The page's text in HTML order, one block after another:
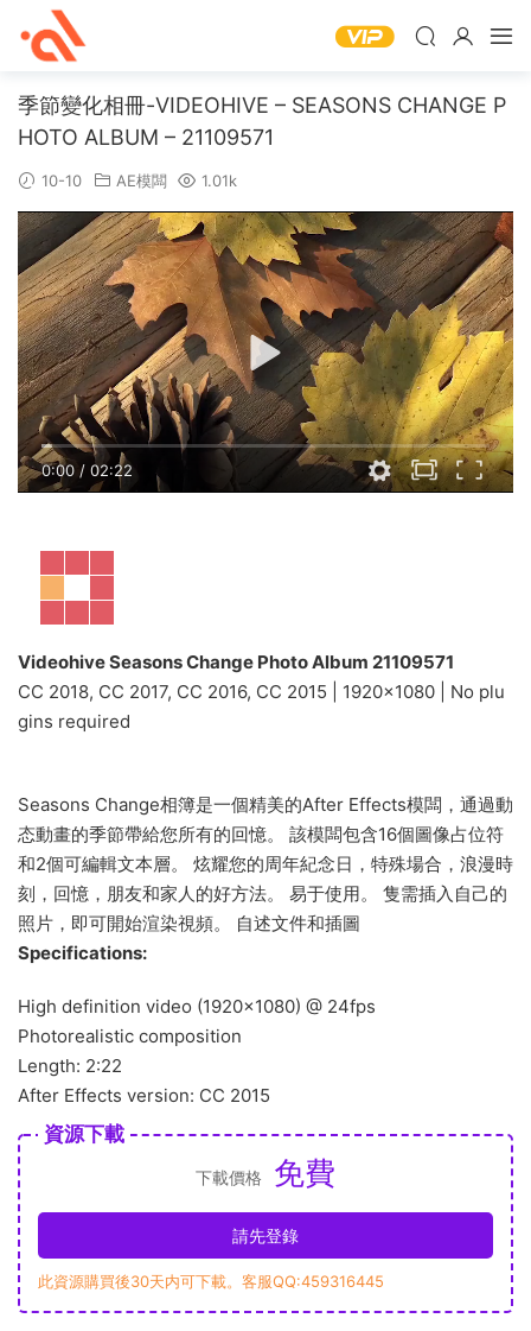
季節變化相冊-VIDEOHIVE – SEASONS CHANGE P
HOTO ALBUM – 21109571
10-10 AE模闆 1.01k
0:00 / 02:22
Videohive Seasons Change Photo Album 21109571
CC 2018, CC 2017, CC 2016, CC 2015 | 1920×1080 | No plu
gins required
Seasons Change相簿是一個精美的After Effects模闆，通過動
态動畫的季節帶給您所有的回憶。 該模闆包含16個圖像占位符
和2個可編輯文本層。 炫耀您的周年紀念日，特殊場合，浪漫時
刻，回憶，朋友和家人的好方法。 易于使用。 隻需插入自己的
照片，即可開始渲染視頻。 自述文件和插圖
Specifications:
High definition video (1920×1080) @ 24fps
Photorealistic composition
Length: 2:22
After Effects version: CC 2015
資源下載
下載價格 免費
請先登錄
此資源購買後30天内可下載。客服QQ:459316445